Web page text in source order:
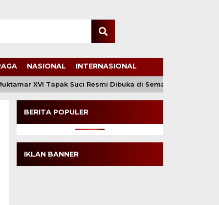
NASIONAL INTERNASIONAL
XVI Tapak Suci Resmi Dibuka di Semarang, Kapolri
BERITA POPULER
IKLAN BANNER